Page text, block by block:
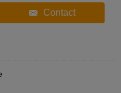
Contact